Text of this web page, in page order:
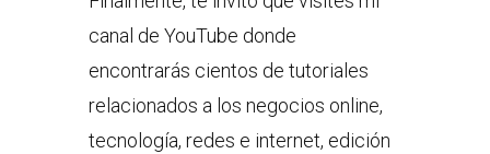
canal de YouTube donde
encontrarás cientos de tutoriales
relacionados a los negocios online,
tecnología, redes e internet, edición